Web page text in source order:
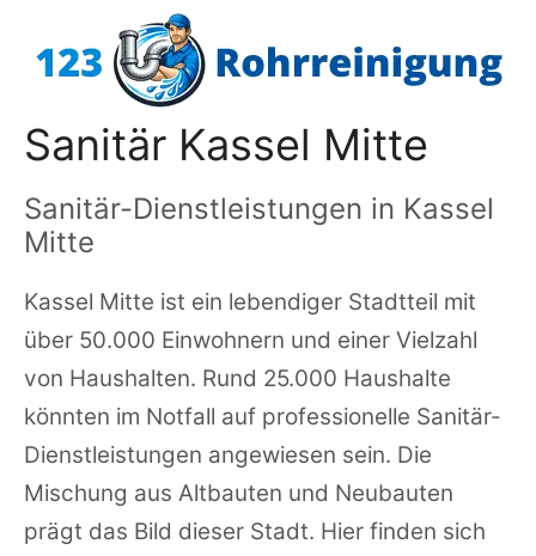
Inhalt
Sanitär Kassel Mitte
Sanitär-Dienstleistungen in Kassel
Mitte
Kassel Mitte ist ein lebendiger Stadtteil mit
über 50.000 Einwohnern und einer Vielzahl
von Haushalten. Rund 25.000 Haushalte
könnten im Notfall auf professionelle Sanitär-
Dienstleistungen angewiesen sein. Die
Mischung aus Altbauten und Neubauten
prägt das Bild dieser Stadt. Hier finden sich